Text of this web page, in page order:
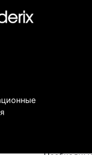
(не опубликован)